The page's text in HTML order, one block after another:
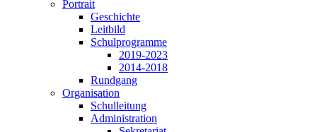
Portrait
Geschichte
Leitbild
Schulprogramme
2019-2023
2014-2018
Rundgang
Organisation
Schulleitung
Administration